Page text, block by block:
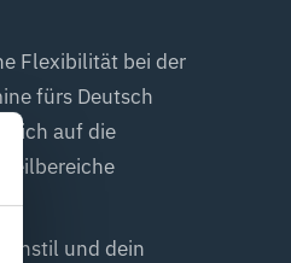
Flexibilität bei der
fürs Deutsch
dich auf die
und dein